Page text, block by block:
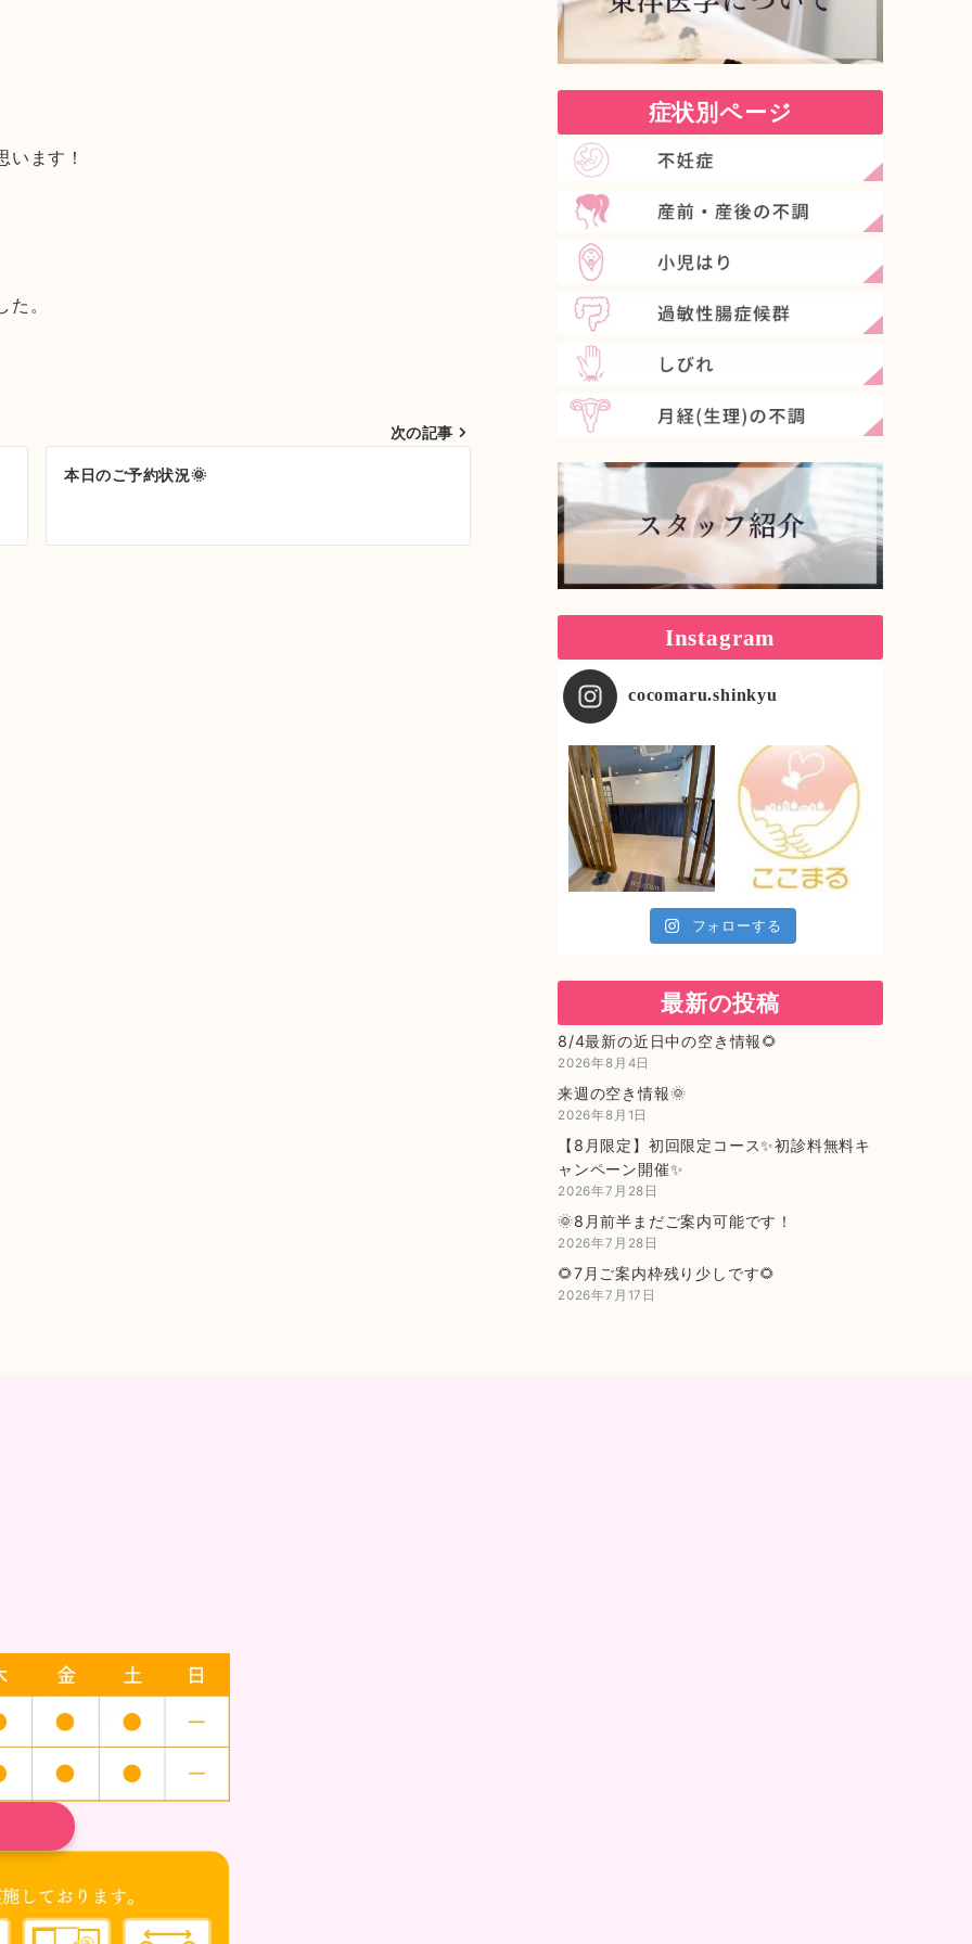
ます！
。
次の記事
本日のご予約状況🌞
症状別ページ
Instagram
cocomaru.shinkyu
フォローする
最新の投稿
8/4最新の近日中の空き情報🌻
2026年8月4日
来週の空き情報🌞
2026年8月1日
【8月限定】初回限定コース✨初診料無料キ
ャンペーン開催✨
2026年7月28日
🌞8月前半まだご案内可能です！
2026年7月28日
🌻7月ご案内枠残り少しです🌻
2026年7月17日